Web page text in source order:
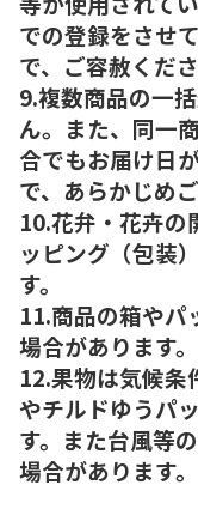
での登録をさせ
で、ご容赦くださ
9.複数商品の一
ん。また、同一
合でもお届け日
で、あらかじめ
10.花弁・花卉の
ッピング（包装
す。
11.商品の箱やパ
場合があります。
12.果物は気候条
やチルドゆうパ
す。また台風等
場合があります。